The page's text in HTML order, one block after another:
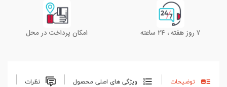
۷ روز هفته ، ۲۴ ساعته امکان پرداخت در محل
توضیحات ویژگی های اصلی محصول نظرات